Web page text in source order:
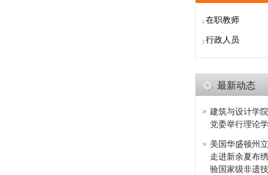
在职教师
行政人员
最新动态
建筑与设计学
党委举行理论
美国华盛顿州
走进新余夏布
验国家级非遗